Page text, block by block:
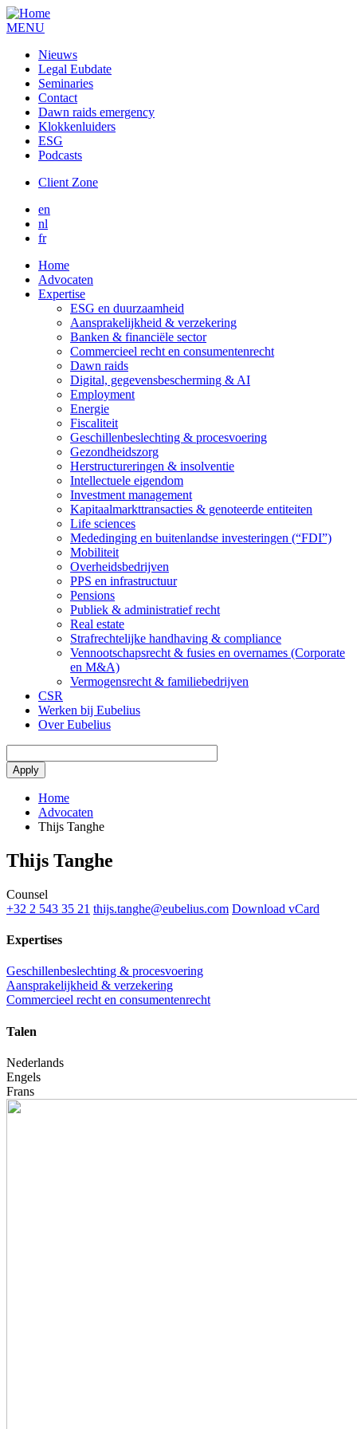
MENU
Nieuws
Legal Eubdate
Seminaries
Contact
Dawn raids emergency
Klokkenluiders
ESG
Podcasts
Client Zone
en
nl
fr
Home
Advocaten
Expertise
ESG en duurzaamheid
Aansprakelijkheid & verzekering
Banken & financiële sector
Commercieel recht en consumentenrecht
Dawn raids
Digital, gegevensbescherming & AI
Employment
Energie
Fiscaliteit
Geschillenbeslechting & procesvoering
Gezondheidszorg
Herstructureringen & insolventie
Intellectuele eigendom
Investment management
Kapitaalmarkttransacties & genoteerde entiteiten
Life sciences
Mededinging en buitenlandse investeringen (“FDI”)
Mobiliteit
Overheidsbedrijven
PPS en infrastructuur
Pensions
Publiek & administratief recht
Real estate
Strafrechtelijke handhaving & compliance
Vennootschapsrecht & fusies en overnames (Corporate
en M&A)
Vermogensrecht & familiebedrijven
CSR
Werken bij Eubelius
Over Eubelius
Home
Advocaten
Thijs Tanghe
Thijs Tanghe
Counsel
+32 2 543 35 21 thijs.tanghe@eubelius.com Download vCard
Expertises
Geschillenbeslechting & procesvoering
Aansprakelijkheid & verzekering
Commercieel recht en consumentenrecht
Talen
Nederlands
Engels
Frans